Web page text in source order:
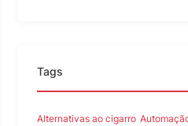
Tags
Alternativas ao cigarro